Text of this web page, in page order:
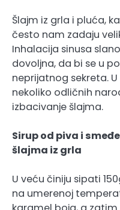
Šlajm iz grla i pluća,
često nam zadaju
Inhalacija sinusa
dovoljna, da bi se u
neprijatnog sekreta.
nekoliko odličnih
izbacivanje šlajma.
Sirup od piva i
šlajma iz grla
U veću činiju sipati
na umerenoj